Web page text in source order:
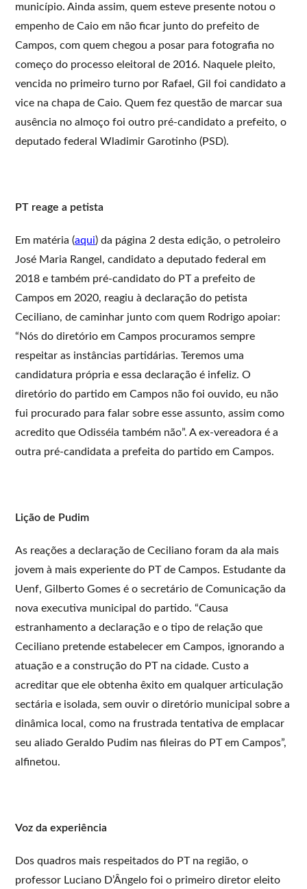
município. Ainda assim, quem esteve presente notou o
empenho de Caio em não ficar junto do prefeito de
Campos, com quem chegou a posar para fotografia no
começo do processo eleitoral de 2016. Naquele pleito,
vencida no primeiro turno por Rafael, Gil foi candidato a
vice na chapa de Caio. Quem fez questão de marcar sua
ausência no almoço foi outro pré-candidato a prefeito, o
deputado federal Wladimir Garotinho (PSD).
PT reage a petista
Em matéria (aqui) da página 2 desta edição, o petroleiro
José Maria Rangel, candidato a deputado federal em
2018 e também pré-candidato do PT a prefeito de
Campos em 2020, reagiu à declaração do petista
Ceciliano, de caminhar junto com quem Rodrigo apoiar:
“Nós do diretório em Campos procuramos sempre
respeitar as instâncias partidárias. Teremos uma
candidatura própria e essa declaração é infeliz. O
diretório do partido em Campos não foi ouvido, eu não
fui procurado para falar sobre esse assunto, assim como
acredito que Odisséia também não”. A ex-vereadora é a
outra pré-candidata a prefeita do partido em Campos.
Lição de Pudim
As reações a declaração de Ceciliano foram da ala mais
jovem à mais experiente do PT de Campos. Estudante da
Uenf, Gilberto Gomes é o secretário de Comunicação da
nova executiva municipal do partido. “Causa
estranhamento a declaração e o tipo de relação que
Ceciliano pretende estabelecer em Campos, ignorando a
atuação e a construção do PT na cidade. Custo a
acreditar que ele obtenha êxito em qualquer articulação
sectária e isolada, sem ouvir o diretório municipal sobre a
dinâmica local, como na frustrada tentativa de emplacar
seu aliado Geraldo Pudim nas fileiras do PT em Campos”,
alfinetou.
Voz da experiência
Dos quadros mais respeitados do PT na região, o
professor Luciano D’Ângelo foi o primeiro diretor eleito